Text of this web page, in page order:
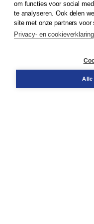
Klantenservice
Service & informatie
Contact
om functies voor social
te analyseren. Ook delen
site met onze partners voor
Privacy- en cookieverklaring
Alle